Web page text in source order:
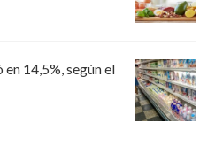
en 14,5%, según el